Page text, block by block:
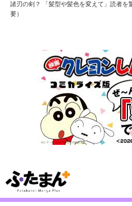
諸刃の剣？ 「髪型や髪色を変えて」読者を
要）